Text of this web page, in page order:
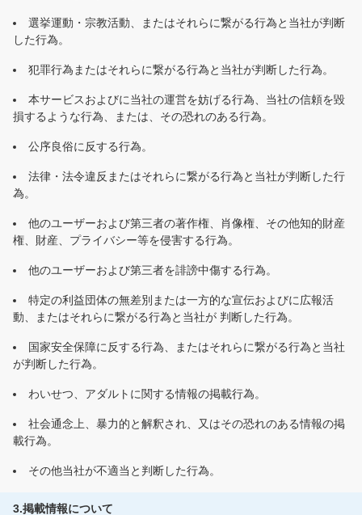
選挙運動・宗教活動、またはそれらに繋がる行為と当社が判断
した行為。
犯罪行為またはそれらに繋がる行為と当社が判断した行為。
本サービスおよびに当社の運営を妨げる行為、当社の信頼を毀
損するような行為、または、その恐れのある行為。
公序良俗に反する行為。
法律・法令違反またはそれらに繋がる行為と当社が判断した行
為。
他のユーザーおよび第三者の著作権、肖像権、その他知的財産
権、財産、プライバシー等を侵害する行為。
他のユーザーおよび第三者を誹謗中傷する行為。
特定の利益団体の無差別または一方的な宣伝およびに広報活
動、またはそれらに繋がる行為と当社が 判断した行為。
国家安全保障に反する行為、またはそれらに繋がる行為と当社
が判断した行為。
わいせつ、アダルトに関する情報の掲載行為。
社会通念上、暴力的と解釈され、又はその恐れのある情報の掲
載行為。
その他当社が不適当と判断した行為。
3.掲載情報について